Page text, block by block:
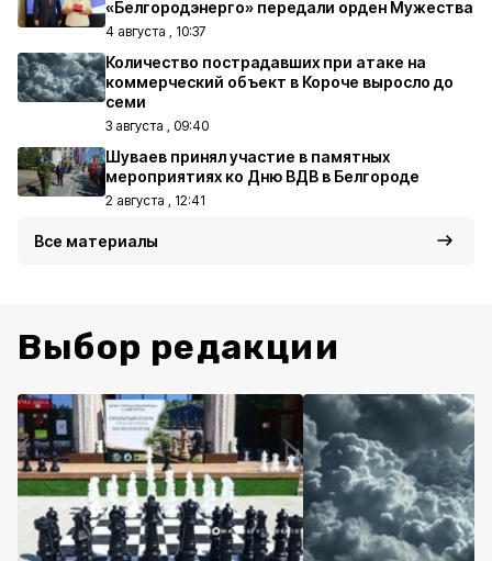
«Белгородэнерго» передали орден Мужества
4 августа , 10:37
Количество пострадавших при атаке на
коммерческий объект в Короче выросло до
семи
3 августа , 09:40
Шуваев принял участие в памятных
мероприятиях ко Дню ВДВ в Белгороде
2 августа , 12:41
Все материалы
Выбор редакции